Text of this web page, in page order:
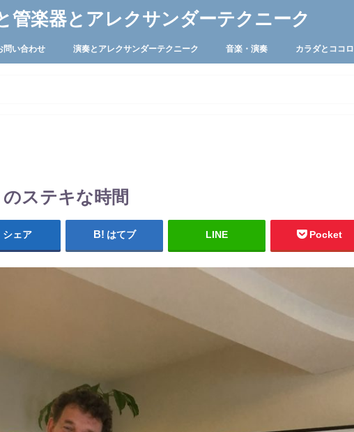
管楽器とアレクサンダーテクニーク
問い合わせ 演奏とアレクサンダーテクニーク 音楽・演奏 カラダとココロ
ステキな時間
シェア はてブ LINE Pocket